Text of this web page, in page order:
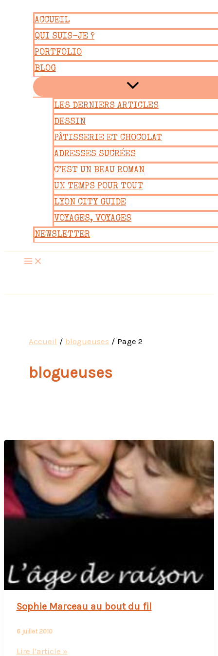
contenu
ACCUEIL
QUI SUIS-JE ?
PORTFOLIO
BLOG
LES DERNIERS ARTICLES
DESSIN
PÂTISSERIE ET CHOCOLAT
ADRESSES SUCRÉES
C’EST UN BEAU ROMAN
UN TEMPS POUR TOUT
LYON CITY GUIDE
VOYAGES, VOYAGES
NEWSLETTER
Accueil blogueuses Page 2
blogueuses
Sophie Marceau au bout du fil
6 juillet 2010
Sophie
Lire l’article »